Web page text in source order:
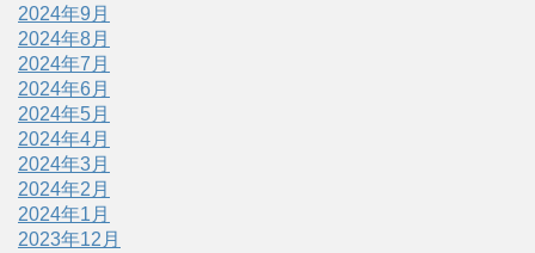
2024年9月
2024年8月
2024年7月
2024年6月
2024年5月
2024年4月
2024年3月
2024年2月
2024年1月
2023年12月